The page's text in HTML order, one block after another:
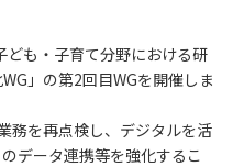
も・子育て分野における研
」の第2回目WGを開催しま
務を再点検し、デジタルを活
データ連携等を強化するこ